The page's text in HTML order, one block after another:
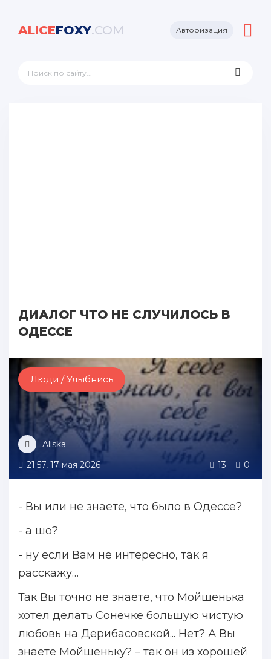
ALICEFOXY.COM Авторизация
ДИАЛОГ ЧТО НЕ СЛУЧИЛОСЬ В
ОДЕССЕ
Люди / Улыбнись
Aliska
21:57, 17 мая 2026
13 0
- Вы или не знаете, что было в Одессе?
- а шо?
- ну если Вам не интересно, так я
расскажу…
Так Вы точно не знаете, что Мойшенька
хотел делать Сонечке большую чистую
любовь на Дерибасовской... Нет? А Вы
знаете Мойшеньку? – так он из хорошей